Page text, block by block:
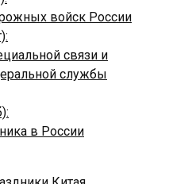
войск России
связи и
службы
в России